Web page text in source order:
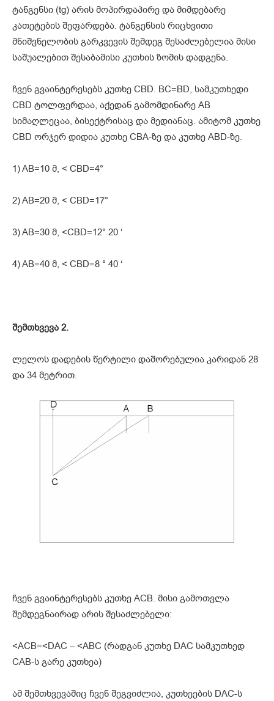
ტანგენსი (tg) არის მოპირდაპირე და მიმდებარე
კათეტების შეფარდება. ტანგენსის რიცხვითი
მნიშვნელობის გარკვევის შემდეგ შესაძლებელია მისი
საშუალებით შესაბამისი კუთხის ზომის დადგენა.
ჩვენ გვაინტერესებს კუთხე CBD. BC=BD, სამკუთხედი
CBD ტოლფერდაა, აქედან გამომდინარე AB
სიმაღლეცაა, ბისექტრისაც და მედიანაც. ამიტომ კუთხე
CBD ორჯერ დიდია კუთხე CBA-ზე და კუთხე ABD-ზე.
1) AB=10 მ, < CBD=4°
2) AB=20 მ, < CBD=17°
3) AB=30 მ, <CBD=12° 20 ‘
4) AB=40 მ, < CBD=8 ° 40 ‘
შემთხვევა 2.
ლელოს დადების წერტილი დაშორებულია კარიდან 28
და 34 მეტრით.
ჩვენ გვაინტერესებს კუთხე ACB. მისი გამოთვლა
შემდეგნაირად არის შესაძლებელი:
<ACB=<DAC – <ABC (რადგან კუთხე DAC სამკუთხედ
CAB-ს გარე კუთხეა)
ამ შემთხვევაშიც ჩვენ შეგვიძლია, კუთხეების DAC-ს